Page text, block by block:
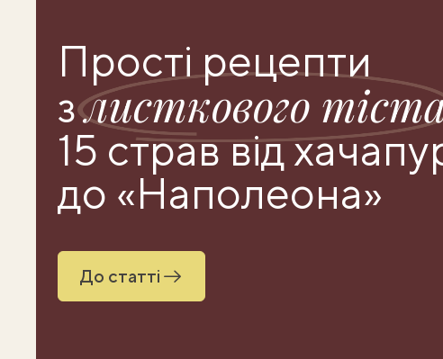
Прості рецепти
злисткового
15 страв від
до «Наполеона»
До статті